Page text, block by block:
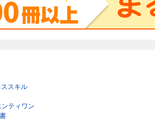
スキル
ティワン